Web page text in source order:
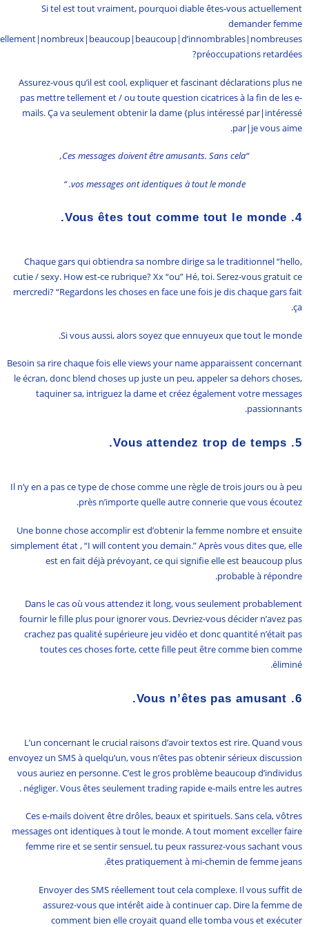
Si tel est tout vraiment, pourquoi diable êtes-vous actuellement
demander femme
préoccupations retardées?
Assurez-vous qu’il est cool, expliquer et fascinant déclarations plus ne
pas mettre tellement et / ou toute question cicatrices à la fin de les e-
mails. Ça va seulement obtenir la dame {plus intéressé par|intéressé
par|je vous aime.
“Ces messages doivent être amusants. Sans cela,
vos messages ont identiques à tout le monde. “
4.
Vous êtes tout comme tout le monde.
Chaque gars qui obtiendra sa nombre dirige sa le traditionnel “hello,
cutie / sexy. How est-ce rubrique? Xx “ou” Hé, toi. Serez-vous gratuit ce
mercredi? “Regardons les choses en face une fois je dis chaque gars fait
ça.
Si vous aussi, alors soyez que ennuyeux que tout le monde.
Besoin sa rire chaque fois elle views your name apparaissent concernant
le écran, donc blend choses up juste un peu, appeler sa dehors choses,
taquiner sa, intriguez la dame et créez également votre messages
passionnants.
5.
Vous attendez trop de temps.
Il n’y en a pas ce type de chose comme une règle de trois jours ou à peu
près n’importe quelle autre connerie que vous écoutez.
Une bonne chose accomplir est d’obtenir la femme nombre et ensuite
simplement état , “I will content you demain.” Après vous dites que, elle
est en fait déjà prévoyant, ce qui signifie elle est beaucoup plus
probable à répondre.
Dans le cas où vous attendez it long, vous seulement probablement
fournir le fille plus pour ignorer vous. Devriez-vous décider n’avez pas
crachez pas qualité supérieure jeu vidéo et donc quantité n’était pas
toutes ces choses forte, cette fille peut être comme bien comme
éliminé.
6.
Vous n’êtes pas amusant.
L’un concernant le crucial raisons d’avoir textos est rire. Quand vous
envoyez un SMS à quelqu’un, vous n’êtes pas obtenir sérieux discussion
vous auriez en personne. C’est le gros problème beaucoup d’individus
négliger. Vous êtes seulement trading rapide e-mails entre les autres .
Ces e-mails doivent être drôles, beaux et spirituels. Sans cela, vôtres
messages ont identiques à tout le monde. A tout moment exceller faire
femme rire et se sentir sensuel, tu peux rassurez-vous sachant vous
êtes pratiquement à mi-chemin de femme jeans.
Envoyer des SMS réellement tout cela complexe. Il vous suffit de
assurez-vous que intérêt aide à continuer cap. Dire la femme de
comment bien elle croyait quand elle tomba vous et exécuter